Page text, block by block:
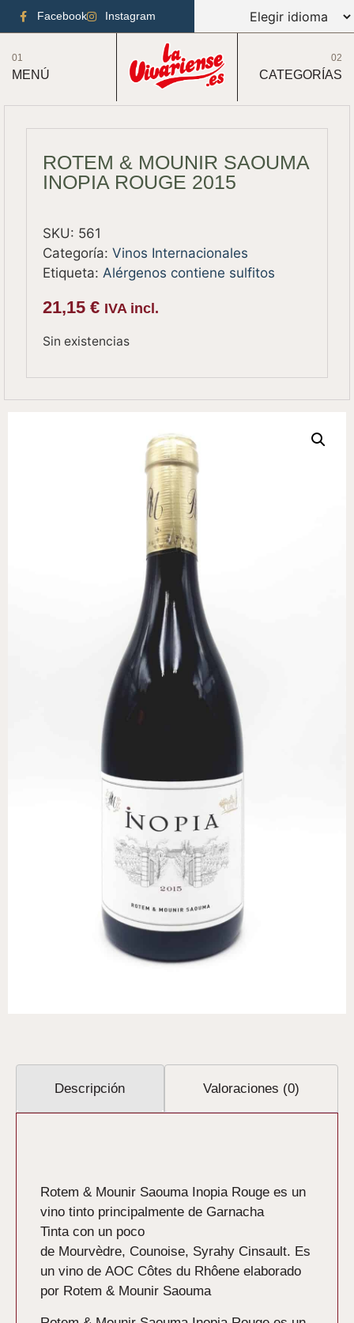
Facebook Instagram
01
MENÚ
02
CATEGORÍAS
ROTEM & MOUNIR SAOUMA
INOPIA ROUGE 2015
SKU: 561
Categoría:Vinos Internacionales
Etiqueta: Alérgenos contiene sulfitos
21,15€ IVA incl.
Sin existencias
Descripción Valoraciones (0)
Rotem & Mounir Saouma Inopia Rouge es un
vino tinto principalmente de Garnacha
Tinta con un poco
de Mourvèdre, Counoise, Syrahy Cinsault. Es
un vino de AOC Côtes du Rhôene elaborado
por Rotem & Mounir Saouma